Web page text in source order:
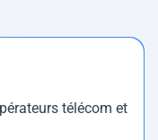
télécom et